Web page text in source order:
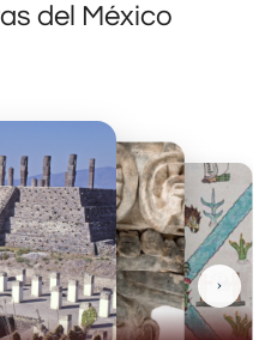
del México
›